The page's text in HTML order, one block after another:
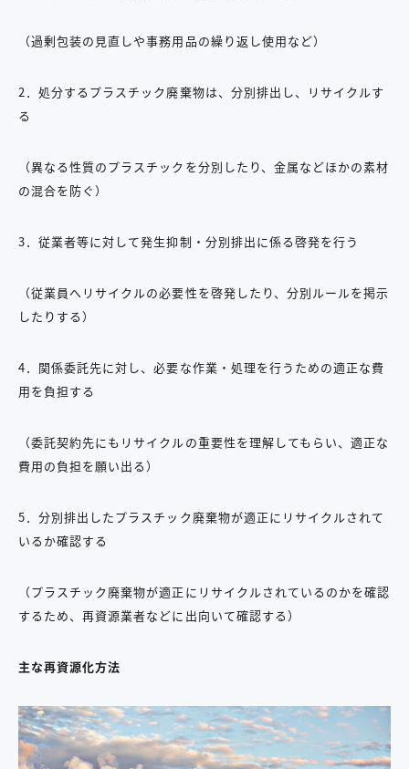
（過剰包装の見直しや事務用品の繰り返し使用など）
2．処分するプラスチック廃棄物は、分別排出し、リサイクルす
る
（異なる性質のプラスチックを分別したり、金属などほかの素材
の混合を防ぐ）
3．従業者等に対して発生抑制・分別排出に係る啓発を行う
（従業員へリサイクルの必要性を啓発したり、分別ルールを掲示
したりする）
4．関係委託先に対し、必要な作業・処理を行うための適正な費
用を負担する
（委託契約先にもリサイクルの重要性を理解してもらい、適正な
費用の負担を願い出る）
5．分別排出したプラスチック廃棄物が適正にリサイクルされて
いるか確認する
（プラスチック廃棄物が適正にリサイクルされているのかを確認
するため、再資源業者などに出向いて確認する）
主な再資源化方法